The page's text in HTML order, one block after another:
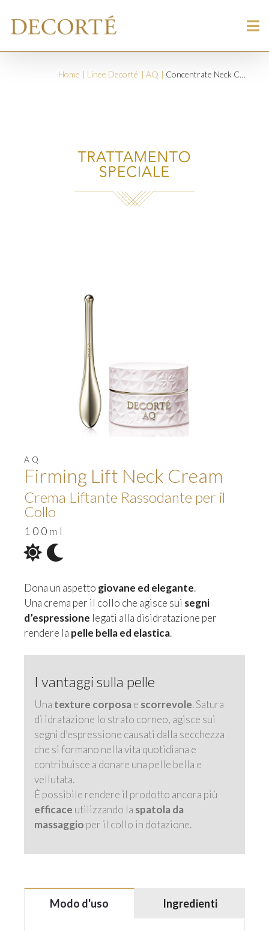
Home Linee Decorté AQ Concentrate Neck Cream
AQ
Firming Lift Neck Cream
Crema Liftante Rassodante per il
Collo
100ml
Dona un aspetto giovane ed elegante.
Una crema per il collo che agisce sui segni
d’espressione legati alla disidratazione per
rendere la pelle bella ed elastica.
I vantaggi sulla pelle
Una texture corposa e scorrevole. Satura
di idratazione lo strato corneo, agisce sui
segni d’espressione causati dalla secchezza
che si formano nella vita quotidiana e
contribuisce a donare una pelle bella e
vellutata.
È possibile rendere il prodotto ancora più
efficace utilizzando la spatola da
massaggio per il collo in dotazione.
Modo d'uso Ingredienti